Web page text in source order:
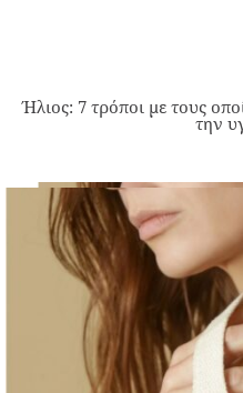
Ήλιος: 7 τρόποι με τους
την